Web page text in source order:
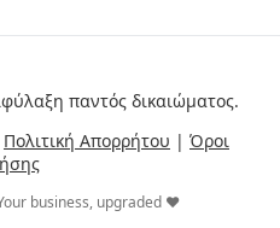
παντός δικαιώματος.
Πολιτική Απορρήτου | Όροι
business, upgraded ❤️